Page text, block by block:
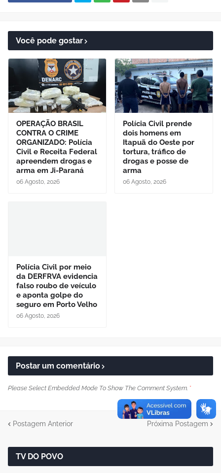
Você pode gostar
OPERAÇÃO BRASIL
CONTRA O CRIME
ORGANIZADO: Polícia
Civil e Receita Federal
apreendem drogas e
arma em Ji-Paraná
06 Agosto, 2026
Polícia Civil prende
dois homens em
Itapuã do Oeste por
tortura, tráfico de
drogas e posse de
arma
06 Agosto, 2026
Polícia Civil por meio
da DERFRVA evidencia
falso roubo de veículo
e aponta golpe do
seguro em Porto Velho
06 Agosto, 2026
Postar um comentário
Please Select Embedded Mode To Show The Comment System. *
Postagem Anterior Próxima Postagem
TV DO POVO